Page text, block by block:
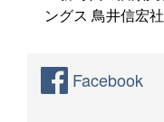
ングス 鳥井信宏
Facebook